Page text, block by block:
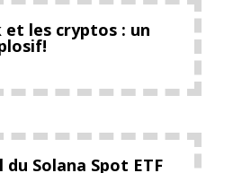
et les cryptos : un
Solana Spot ETF